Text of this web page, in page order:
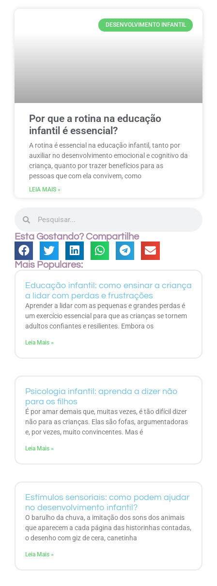
DESENVOLVIMENTO INFANTIL
Por que a rotina na educação
infantil é essencial?
A rotina é essencial na educação infantil, tanto por
auxiliar no desenvolvimento emocional e cognitivo da
criança, quanto por trazer benefícios para as
pessoas que com ela convivem, como
LEIA MAIS »
Esta Gostando? Compartilhe
Mais Populares:
Educação infantil: como ensinar a criança
a lidar com perdas e frustrações
Aprender a lidar com as pequenas e grandes perdas é
um exercício essencial para que as crianças se tornem
adultos confiantes e resilientes. Embora os
Leia Mais »
Psicologia infantil: aprenda a dizer não
para os filhos
É por amar demais que, muitas vezes, é tão difícil dizer
não para as crianças. Elas são fofas, argumentadoras
e, por vezes, muito convincentes. Mas é
Leia Mais »
Estímulos sensoriais: como podem ajudar
no desenvolvimento infantil?
O barulho da chuva, a imitação dos sons dos animais
que aparecem a cada página das historinhas contadas,
o desenho com giz de cera, canetinha
Leia Mais »